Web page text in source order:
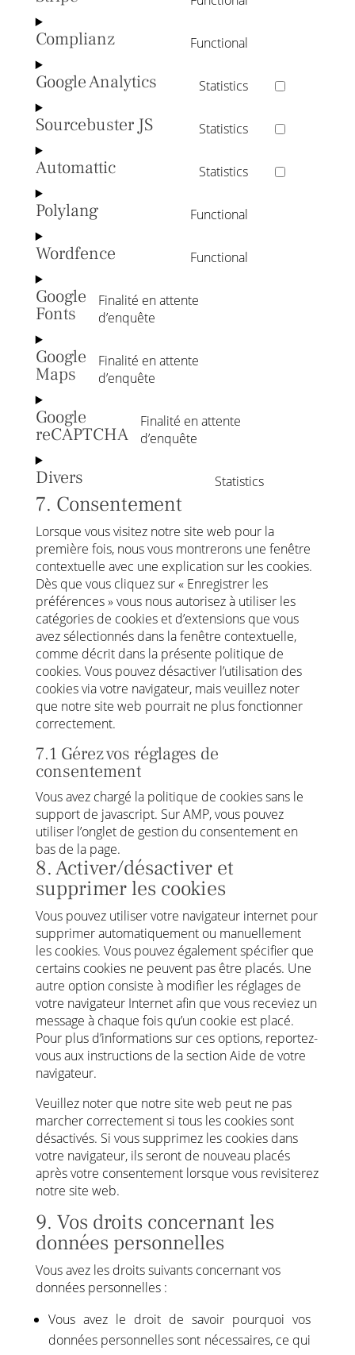
Complianz Functional
service
Google Analytics Statistics
Consent
service
analytics
Sourcebuster JS Statistics
Consent
service
Automattic Statistics
Consent
Polylang Functional
Wordfence Functional
Google
Fonts
Finalité en attente
d’enquête
Google
Maps
Finalité en attente
d’enquête
Google
reCAPTCHA
Finalité en attente
d’enquête
google-
Divers Statistics
divers
7. Consentement
Lorsque vous visitez notre site web pour la
première fois, nous vous montrerons une fenêtre
contextuelle avec une explication sur les cookies.
Dès que vous cliquez sur « Enregistrer les
préférences » vous nous autorisez à utiliser les
catégories de cookies et d’extensions que vous
avez sélectionnés dans la fenêtre contextuelle,
comme décrit dans la présente politique de
cookies. Vous pouvez désactiver l’utilisation des
cookies via votre navigateur, mais veuillez noter
que notre site web pourrait ne plus fonctionner
correctement.
7.1 Gérez vos réglages de
consentement
Vous avez chargé la politique de cookies sans le
support de javascript. Sur AMP, vous pouvez
utiliser l’onglet de gestion du consentement en
bas de la page.
8. Activer/désactiver et
supprimer les cookies
Vous pouvez utiliser votre navigateur internet pour
supprimer automatiquement ou manuellement
les cookies. Vous pouvez également spécifier que
certains cookies ne peuvent pas être placés. Une
autre option consiste à modifier les réglages de
votre navigateur Internet afin que vous receviez un
message à chaque fois qu’un cookie est placé.
Pour plus d’informations sur ces options, reportez-
vous aux instructions de la section Aide de votre
navigateur.
Veuillez noter que notre site web peut ne pas
marcher correctement si tous les cookies sont
désactivés. Si vous supprimez les cookies dans
votre navigateur, ils seront de nouveau placés
après votre consentement lorsque vous revisiterez
notre site web.
9. Vos droits concernant les
données personnelles
Vous avez les droits suivants concernant vos
données personnelles :
Vous avez le droit de savoir pourquoi vos
données personnelles sont nécessaires, ce qui